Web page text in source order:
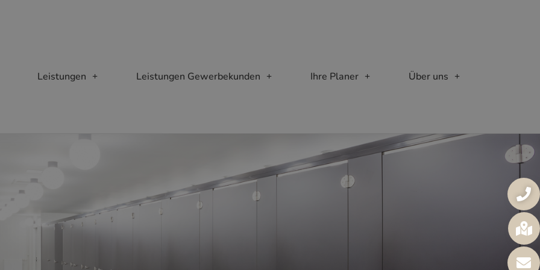
Leistungen Leistungen Gewerbekunden Ihre Planer Über uns